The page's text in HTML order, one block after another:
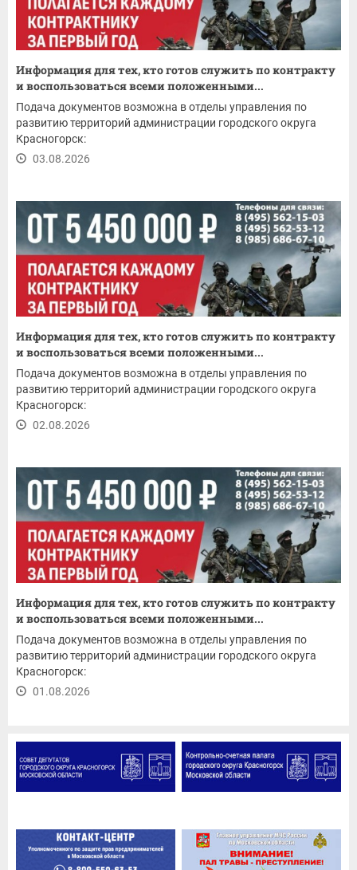
Информация для тех, кто готов служить по контракту
и воспользоваться всеми положенными...
Подача документов возможна в отделы управления по
развитию территорий администрации городского округа
Красногорск:
03.08.2026
Информация для тех, кто готов служить по контракту
и воспользоваться всеми положенными...
Подача документов возможна в отделы управления по
развитию территорий администрации городского округа
Красногорск:
02.08.2026
Информация для тех, кто готов служить по контракту
и воспользоваться всеми положенными...
Подача документов возможна в отделы управления по
развитию территорий администрации городского округа
Красногорск:
01.08.2026